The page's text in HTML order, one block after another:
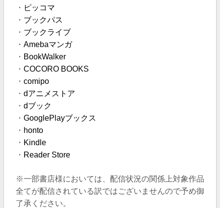
・ ピッコマ
・ ブックパス
・ ブックライブ
・ Amebaマンガ
・ BookWalker
・ COCORO BOOKS
・ comipo
・ dアニメストア
・ dブック
・ GooglePlayブックス
・ honto
・ Kindle
・ Reader Store
※一部書店様においては、配信状況の関係上対象作品
全てが配信されている訳ではございませんので予め御
了承ください。